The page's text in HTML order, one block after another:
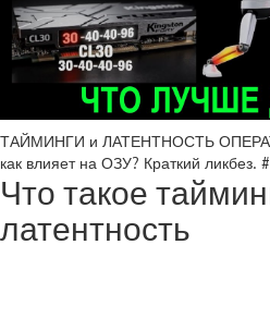
ТАЙМИНГИ и ЛАТЕНТНОСТЬ
как влияет на ОЗУ? Краткий ликбез.
Что такое
латентность